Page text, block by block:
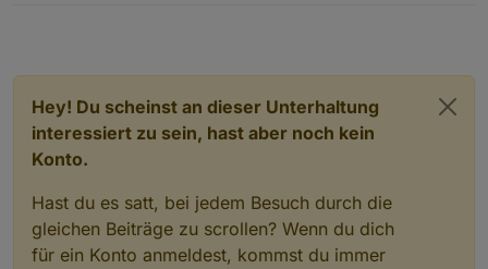
Hey! Du scheinst an dieser Unterhaltung
interessiert zu sein, hast aber noch kein
Konto.
Hast du es satt, bei jedem Besuch durch die
gleichen Beiträge zu scrollen? Wenn du dich
für ein Konto anmeldest, kommst du immer